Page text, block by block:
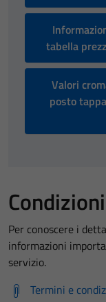
tabella
Valori
posto
Per conoscere i
informazioni
servizio.
Termini e